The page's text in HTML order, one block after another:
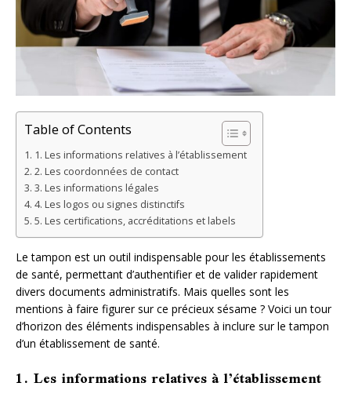
Table of Contents
1. Les informations relatives à l’établissement
2. Les coordonnées de contact
3. Les informations légales
4. Les logos ou signes distinctifs
5. Les certifications, accréditations et labels
Le tampon est un outil indispensable pour les établissements
de santé, permettant d’authentifier et de valider rapidement
divers documents administratifs. Mais quelles sont les
mentions à faire figurer sur ce précieux sésame ? Voici un tour
d’horizon des éléments indispensables à inclure sur le tampon
d’un établissement de santé.
1. Les informations relatives à l’établissement